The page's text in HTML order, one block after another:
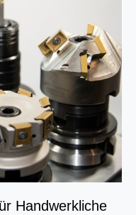
Handwerkliche